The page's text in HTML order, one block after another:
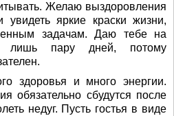
Желаю выздоровления
увидеть яркие краски жизни,
задачам. Даю тебе на
лишь пару дней, потому
здоровья и много энергии.
обязательно сбудутся после
недуг. Пусть гостья в виде